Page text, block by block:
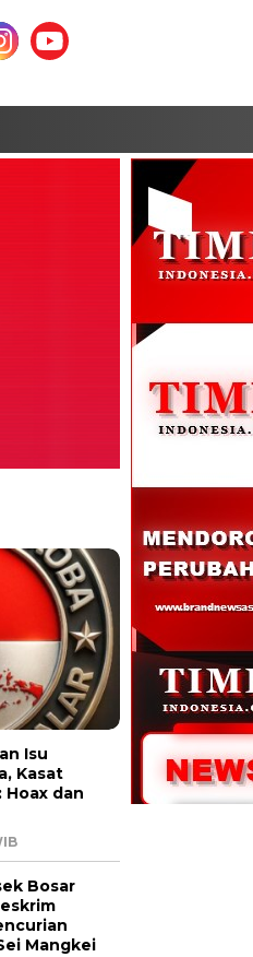
Isu
Kasat
Hoax dan
Bosar
Mangkei